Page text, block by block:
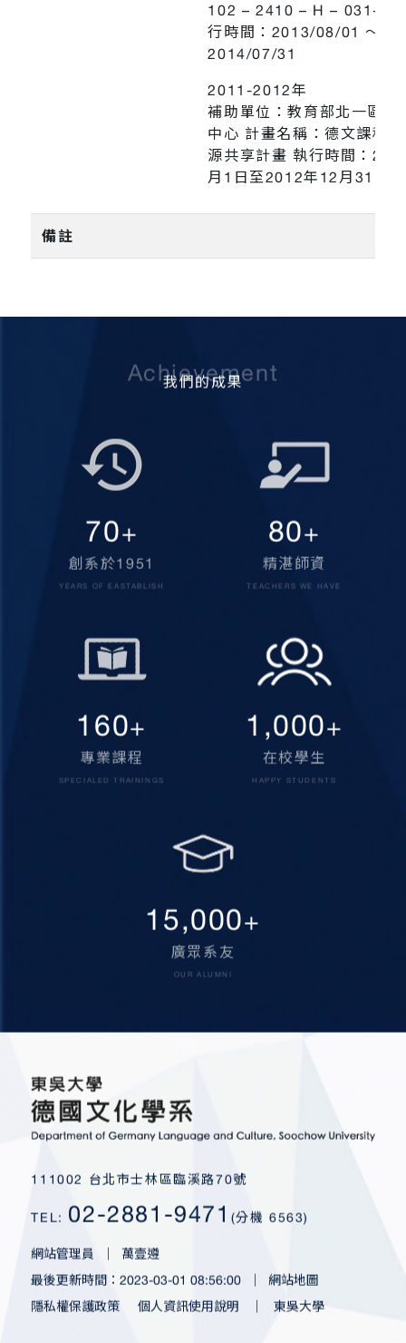
102 – 2410 – H – 031-
行時間：2013/08/01 ～
2014/07/31
2011-2012年
補助單位：教育部北一區教
中心 計畫名稱：德文課程
源共享計畫 執行時間：
月1日至2012年12月31日
備註
Achievement
我們的成果
70+
創系於1951
YEARS OF EASTABLISH
80+
精湛師資
TEACHERS WE HAVE
160+
專業課程
SPECIALED TRAININGS
1,000+
在校學生
HAPPY STUDENTS
15,000+
廣眾系友
OUR ALUMNI
111002 台北市士林區臨溪路70號
TEL: 02-2881-9471 (分機 6563)
網站管理員
萬壹遵
最後更新時間：2023-03-01 08:56:00
網站地圖
隱私權保護政策
個人資訊使用說明 東吳大學